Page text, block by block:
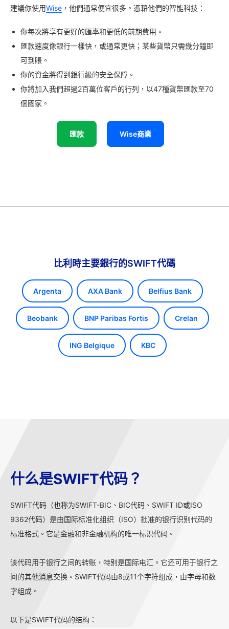
建議你使用Wise ，他們通常便宜很多。憑藉他們的智能科技：
你每次將享有更好的匯率和更低的前期費用。
匯款速度像銀行一樣快，或通常更快；某些貨幣只需幾分鐘即
可到賬。
你的資金將得到銀行級的安全保障。
你將加入我們超過2百萬位客戶的行列，以47種貨幣匯款至70
個國家。
匯款 Wise商業
比利時主要銀行的SWIFT代碼
Argenta AXA Bank Belfius Bank
Beobank BNP Paribas Fortis Crelan
ING Belgique KBC
什么是SWIFT代码？
SWIFT代码（也称为SWIFT-BIC、BIC代码、SWIFT ID或ISO
9362代码）是由国际标准化组织（ISO）批准的银行识别代码的
标准格式。它是金融和非金融机构的唯一标识代码。
该代码用于银行之间的转账，特别是国际电汇。它还可用于银行之
间的其他消息交换。SWIFT代码由8或11个字符组成，由字母和数
字组成。
以下是SWIFT代码的结构：